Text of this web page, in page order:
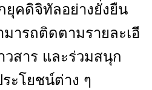
ยุคดิจิทัลอย่างยั่งยืน
ารถติดตามรายละเอี
สาร และร่วมสนุก
ระโยชน์ต่าง ๆ